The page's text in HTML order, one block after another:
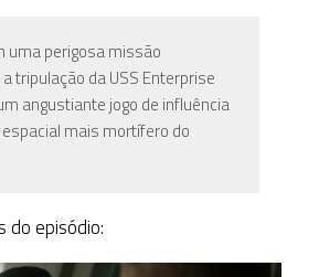
uma perigosa missão
tripulação da USS Enterprise
angustiante jogo de influência
mais mortífero do
do episódio: